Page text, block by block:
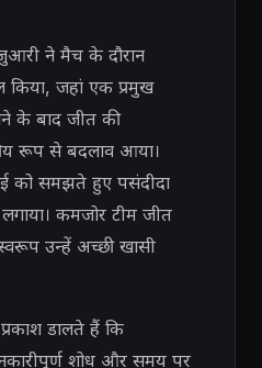
ने मैच के दौरान
किया, जहां एक प्रमुख
के बाद जीत की
रूप से बदलाव आया।
को समझते हुए पसंदीदा
कमजोर टीम जीत
उन्हें अच्छी खासी
डालते हैं कि
शोध और समय पर